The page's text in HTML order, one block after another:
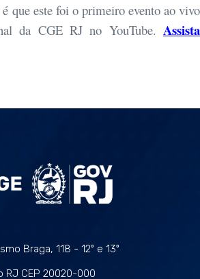
que este foi o primeiro evento ao vivo
da CGE RJ no YouTube. Assista
Braga, 118 - 12º e 13º
RJ CEP 20020-000